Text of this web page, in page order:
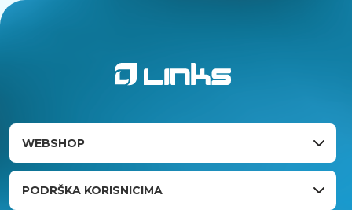
WEBSHOP
PODRŠKA KORISNICIMA